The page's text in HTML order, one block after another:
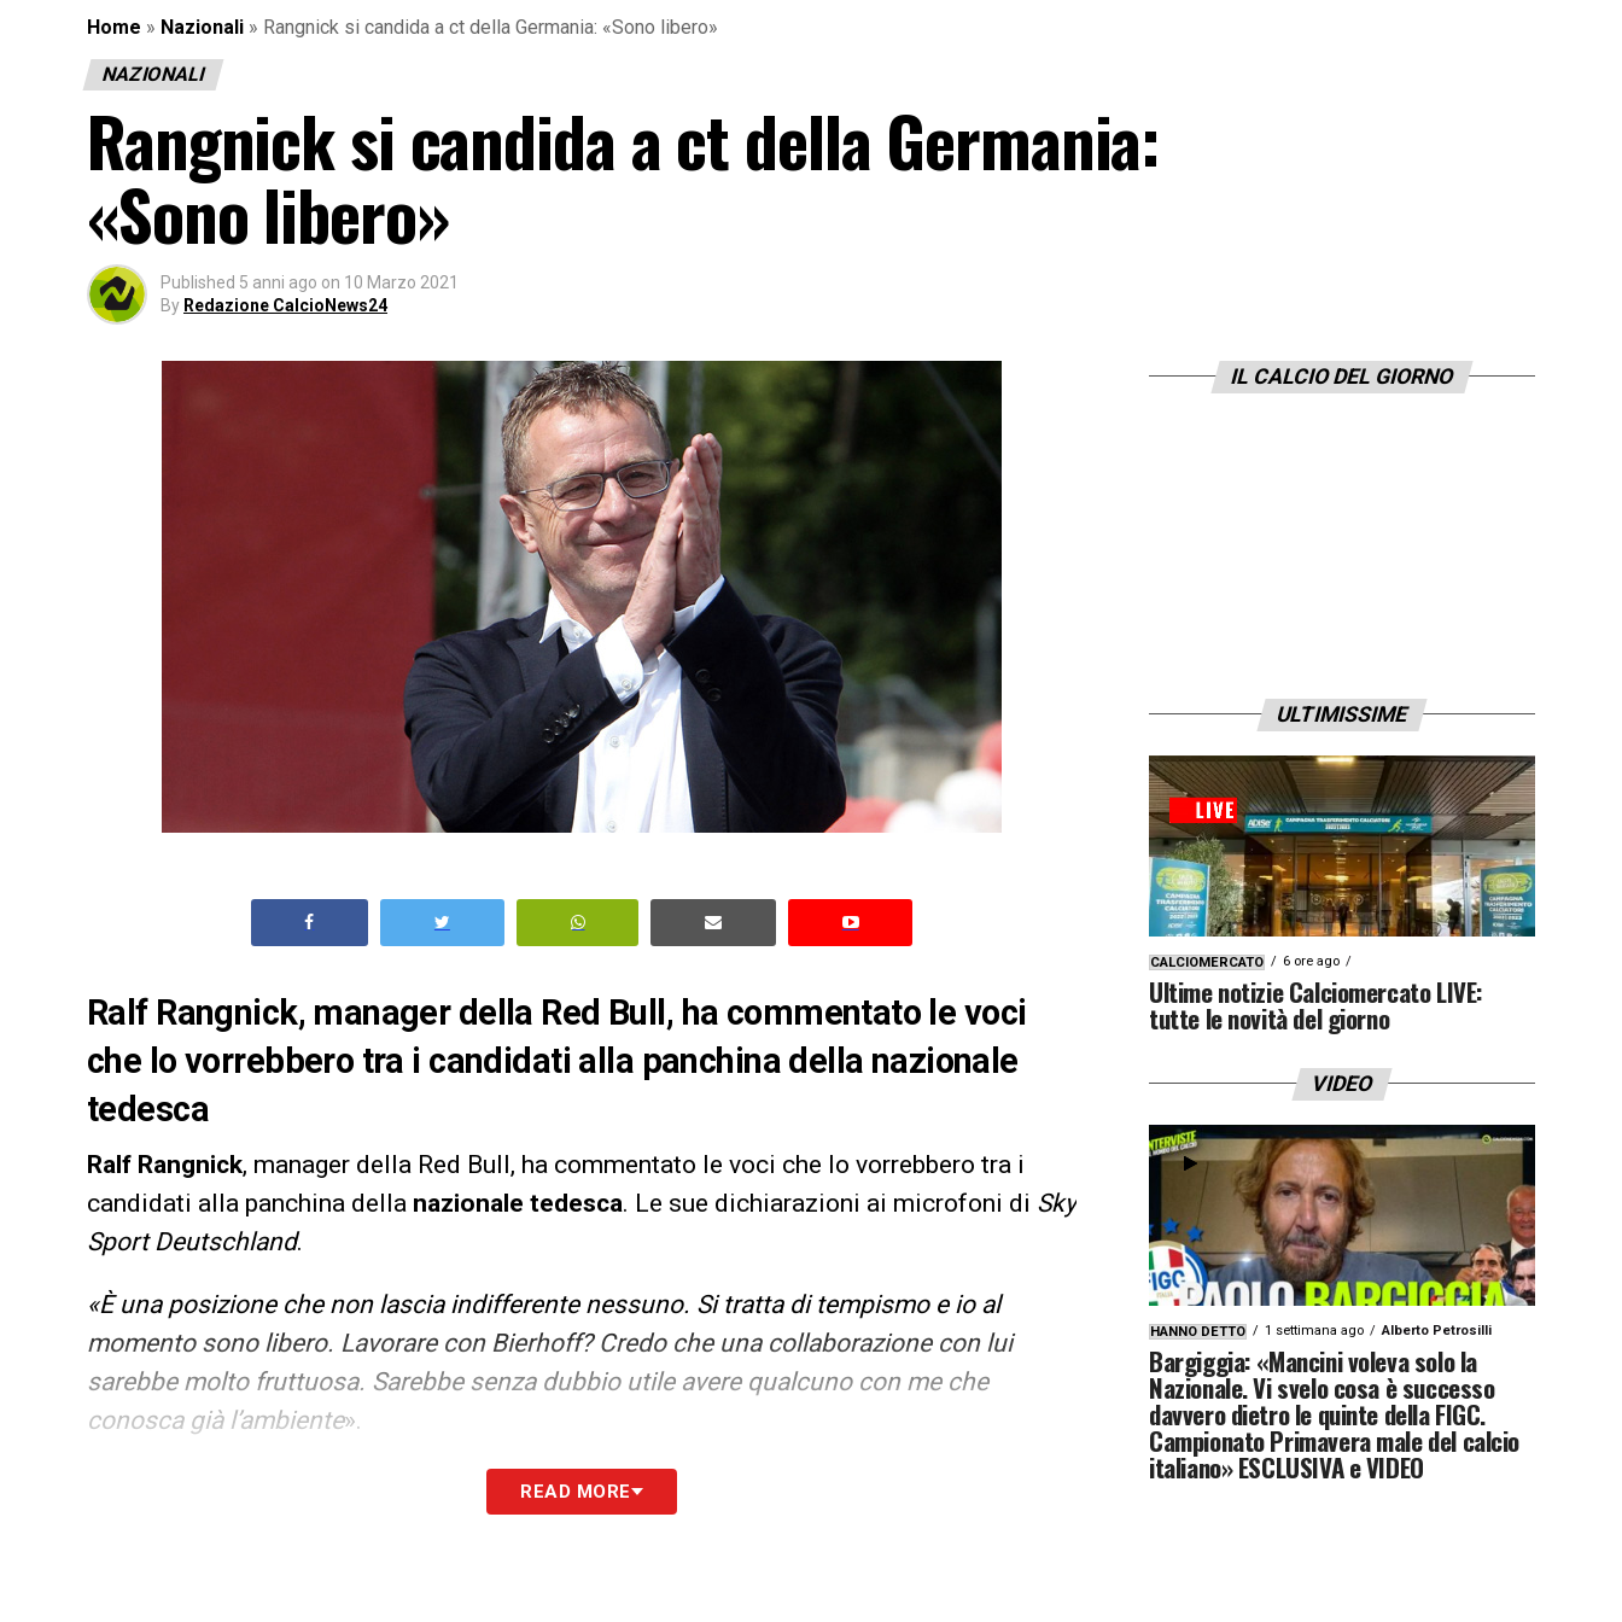
Home » Nazionali » Rangnick si candida a ct della Germania: «Sono libero»
NAZIONALI
Rangnick si candida a ct della Germania:
«Sono libero»
Published 5 anni ago on 10 Marzo 2021
By Redazione CalcioNews24
Ralf Rangnick, manager della Red Bull, ha commentato le voci
che lo vorrebbero tra i candidati alla panchina della nazionale
tedesca
Ralf Rangnick, manager della Red Bull, ha commentato le voci che lo vorrebbero tra i
candidati alla panchina della nazionale tedesca. Le sue dichiarazioni ai microfoni di Sky
Sport Deutschland.
«È una posizione che non lascia indifferente nessuno. Si tratta di tempismo e io al
momento sono libero. Lavorare con Bierhoff? Credo che una collaborazione con lui
sarebbe molto fruttuosa. Sarebbe senza dubbio utile avere qualcuno con me che
conosca già l’ambiente».
LA PLAYLIST DELLE NOSTRE TOP NEWSREAD MORE
IL CALCIO DEL GIORNO
ULTIMISSIME
CALCIOMERCATO 6 ore ago
Ultime notizie Calciomercato LIVE:
tutte le novità del giorno
VIDEO
HANNO DETTO 1 settimana ago Alberto Petrosilli
Bargiggia: «Mancini voleva solo la
Nazionale. Vi svelo cosa è successo
davvero dietro le quinte della FIGC.
Campionato Primavera male del calcio
italiano» ESCLUSIVA e VIDEO